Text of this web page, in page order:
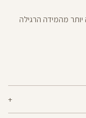
מהמידה הרגילה